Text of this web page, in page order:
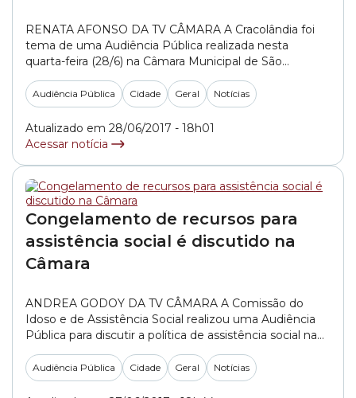
RENATA AFONSO DA TV CÂMARA A Cracolândia foi
tema de uma Audiência Pública realizada nesta
quarta-feira (28/6) na Câmara Municipal de São
Paulo. Ela foi realizada em conjunto pelas comissões
da Saúde e da Criança. Da administração municipal,
apenas o secretário da Justiça, Anderson Pomini,
esteve presente. Ele informou que a venda de drogas
Audiência Pública Cidade Geral Notícias
Atualizado em 28/06/2017 - 18h01
Acessar notícia
Congelamento de recursos para
assistência social é discutido na
Câmara
ANDREA GODOY DA TV CÂMARA A Comissão do
Idoso e de Assistência Social realizou uma Audiência
Pública para discutir a política de assistência social na
cidade de São Paulo. A vereadora Juliana Cardoso (PT),
que requereu a reunião, afirmou que a assistência
social foi planejada por diversas entidades, mas que há
Audiência Pública Cidade Geral Notícias